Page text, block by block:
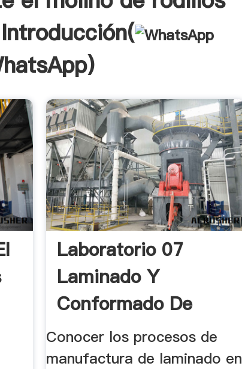
)
Laboratorio 07
Laminado Y
Conformado De
Metales
Conocer los procesos de
manufactura de laminado en